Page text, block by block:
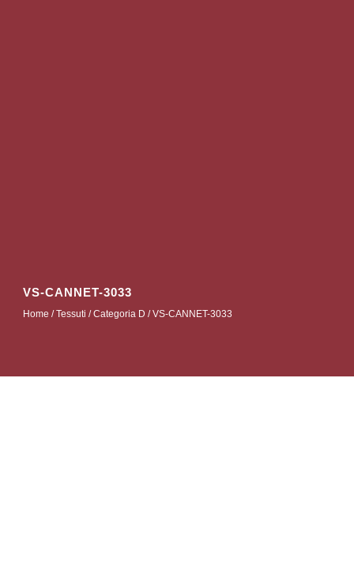
VS-CANNET-3033
Home /Tessuti /Categoria D / VS-CANNET-3033